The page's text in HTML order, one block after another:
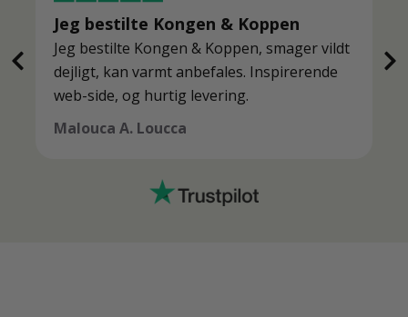
Jeg bestilte Kongen & Koppen
Jeg bestilte Kongen & Koppen, smager vildt
dejligt, kan varmt anbefales. Inspirerende
web-side, og hurtig levering.
Malouca A. Loucca